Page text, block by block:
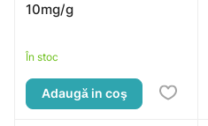
10mg/g
În stoc
Adaugă in coş